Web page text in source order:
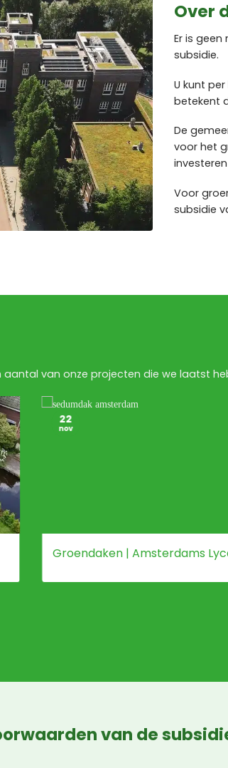
Over
Er is
subsidie.
U kunt
betekent
De
voor het
Voor
subsidie
van onze projecten die we laatst
Groendaken | Amsterdams
22
nov
van de